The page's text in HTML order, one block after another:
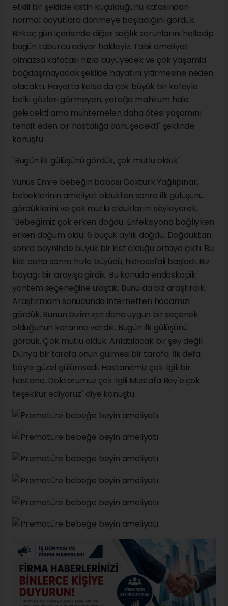
etkili bir şekilde kistin küçüldüğünü kafasından
normal boyutlara dönmeye başladığını gördük.
Birkaç gün içerisinde diğer sağlık sorunlarını halledip
bugün taburcu ediyor haldeyiz. Tabii ameliyat
olmazsa kafatası hızla büyüyecek ve çok yaşamla
bağdaşmayacak şekilde hayatını yitirmesine neden
olacaktı. Hayatta kalsa da çok büyük bir kafayla
belki gözleri görmeyen, yatağa mahkum hale
gelecekti ama muhtemelen daha ötesi yaşamını
tehdit eden bir hastalığa dönüşecekti" şeklinde
konuştu
"Bugün ilk gülüşünü gördük, çok mutlu olduk"
Yunus Emre bebeğin babası Göktürk Yağlıpınar,
bebeklerinin ameliyat olduktan sonra ilk gülüşünü
gördüklerini ve çok mutlu olduklarını söyleyerek,
"Bebeğimiz çok erken doğdu. Enfeksiyona bağlıyken
erken doğum oldu. 6 buçuk aylık doğdu. Doğduktan
sonra beyninde büyük bir kist olduğu ortaya çıktı. Bu
kist daha sonra hızla büyüdü, hidrosefali başladı. Biz
bayağı bir arayışa girdik. Bu konuda endoskopik
yöntem seçeneğine ulaştık. Bunu da biz araştırdık.
Araştırmam sonucunda internetten hocamızı
gördük. Bunun bizim için daha uygun bir seçenek
olduğunun kararına vardık. Bugün ilk gülüşünü
gördük. Çok mutlu olduk. Anlatılacak bir şey değil.
Dünya bir tarafa onun gülmesi bir tarafa. İlk defa
böyle güzel gülümsedi. Hastanemiz çok ilgili bir
hastane. Doktorumuz çok ilgili Mustafa Bey'e çok
teşekkür ediyoruz" diye konuştu.